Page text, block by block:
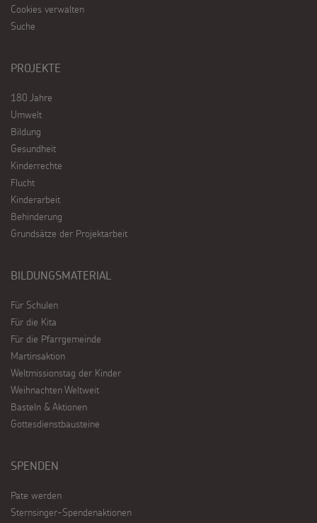
Cookies verwalten
Suche
PROJEKTE
180 Jahre
Umwelt
Bildung
Gesundheit
Kinderrechte
Flucht
Kinderarbeit
Behinderung
Grundsätze der Projektarbeit
BILDUNGSMATERIAL
Für Schulen
Für die Kita
Für die Pfarrgemeinde
Martinsaktion
Weltmissionstag der Kinder
Weihnachten Weltweit
Basteln & Aktionen
Gottesdienstbausteine
SPENDEN
Pate werden
Sternsinger-Spendenaktionen